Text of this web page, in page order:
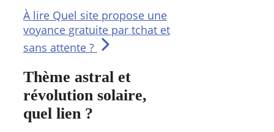
À lire Quel site propose une
voyance gratuite par tchat et
sans attente ?
Thème astral et
révolution solaire,
quel lien ?